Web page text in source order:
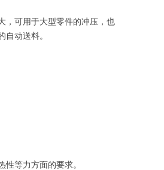
，可用于大型零件的冲压，也
动送料。
等力方面的要求。